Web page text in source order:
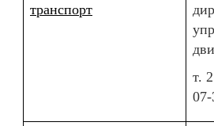
транспорт
т.